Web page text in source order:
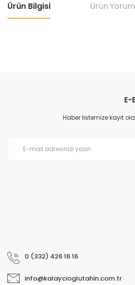
Ürün Bilgisi Ürün
Ürün resmi kalitesiz, bozuk veya
Ürün açıklamasında eksik bilgiler
E-
Haber listemize kayıt
0 (332) 426 16 16
info@kalaycioglutahin.com.tr